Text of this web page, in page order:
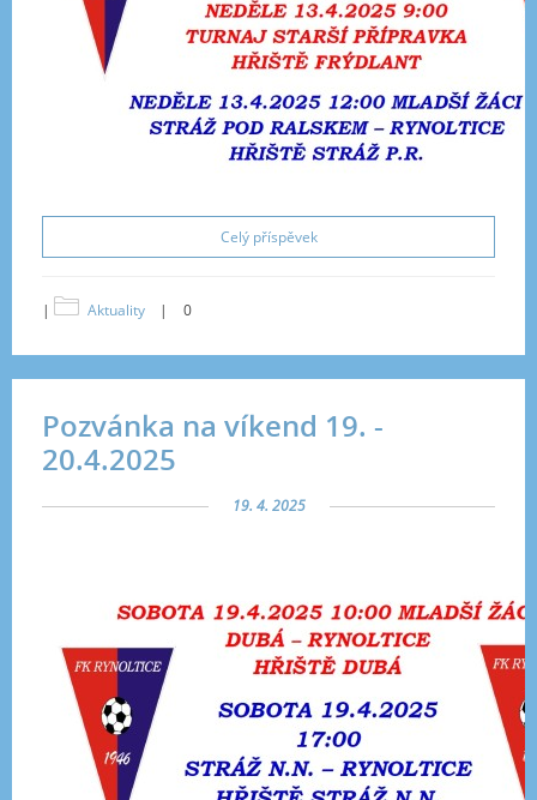
Celý příspěvek
| Aktuality | 0
Pozvánka na víkend 19. -
20.4.2025
19. 4. 2025